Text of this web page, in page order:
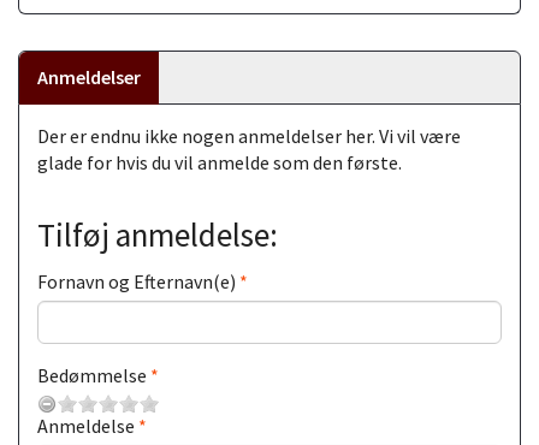
Anmeldelser
Der er endnu ikke nogen anmeldelser her. Vi vil være
glade for hvis du vil anmelde som den første.
Tilføj anmeldelse:
Fornavn og Efternavn(e)
Bedømmelse
Anmeldelse